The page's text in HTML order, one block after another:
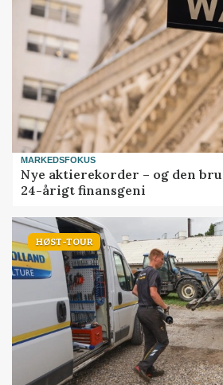
MARKEDSFOKUS
Nye aktierekorder – og den
24-årigt finansgeni
HØST-TOUR